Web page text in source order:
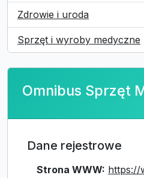
Zdrowie i uroda
Sprzęt i wyroby medyczne
Omnibus Sprzęt
Dane rejestrowe
Strona WWW: https://